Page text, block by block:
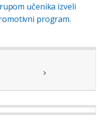
učenika izveli
program.